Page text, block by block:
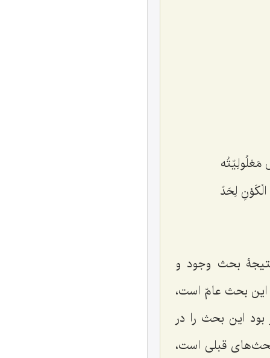
لِحَدّ
بحث وجود و
این بحث عامّ است،
این بحث را در
قبلی است،